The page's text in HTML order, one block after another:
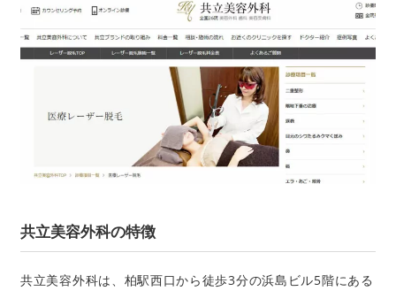
共立美容外科の特徴
共立美容外科は、柏駅西口から徒歩3分の浜島ビル5階にある